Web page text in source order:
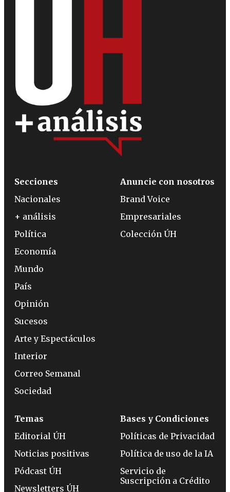
Secciones
Nacionales
+ análisis
Política
Economía
Mundo
País
Opinión
Sucesos
Arte y Espectáculos
Interior
Correo Semanal
Sociedad
Anuncie con nosotros
Brand Voice
Empresariales
Colección ÚH
Temas
Editorial ÚH
Noticias positivas
Pódcast ÚH
Newsletters ÚH
Bases y Condiciones
Políticas de Privacidad
Política de uso de la IA
Servicio de
Suscripción a Crédito